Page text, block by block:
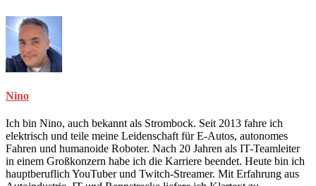
Nino
Ich bin Nino, auch bekannt als Strombock. Seit 2013 fahre ich
elektrisch und teile meine Leidenschaft für E-Autos, autonomes
Fahren und humanoide Roboter. Nach 20 Jahren als IT-Teamleiter
in einem Großkonzern habe ich die Karriere beendet. Heute bin ich
hauptberuflich YouTuber und Twitch-Streamer. Mit Erfahrung aus